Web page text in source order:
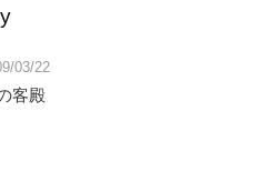
03/22
客殿